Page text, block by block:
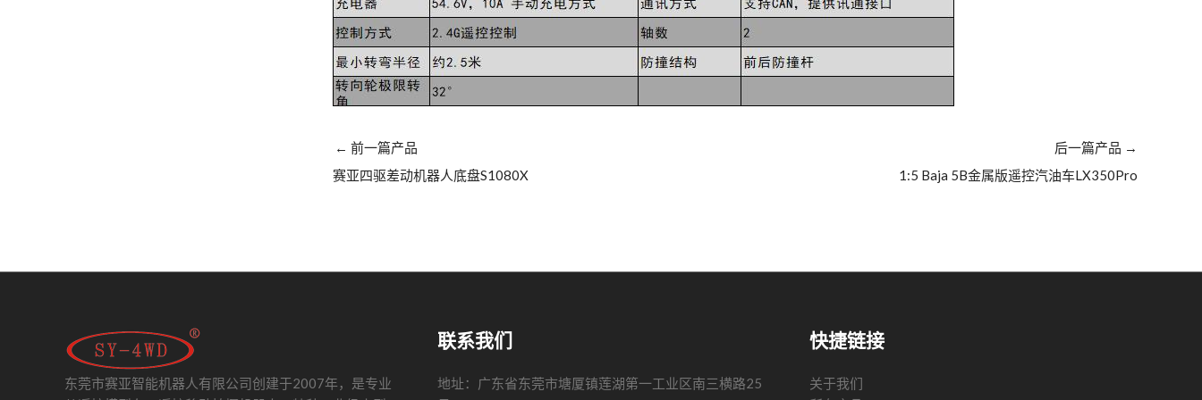
← 前一篇产品
赛亚四驱差动机器人底盘S1080X
后一篇产品 →
1:5 Baja 5B金属版遥控汽油车LX350Pro
东莞市赛亚智能机器人有限公司创建于2007年，是专业
联系我们
地址：广东省东莞市塘厦镇莲湖第一工业区南三横路25
快捷链接
关于我们